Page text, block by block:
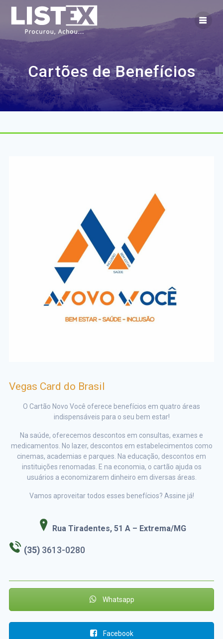
content
Cartões de Benefícios
Vegas Card do Brasil
O Cartão Novo Você oferece benefícios em quatro áreas
indispensáveis para o seu bem estar!
Na saúde, oferecemos descontos em consultas, exames e
medicamentos. No lazer, descontos em estabelecimentos como
cinemas, academias e parques. Na educação, descontos em
instituições renomadas. E na economia, o cartão ajuda os
usuários a economizarem dinheiro em diversas áreas.
Vamos aproveitar todos esses benefícios? Assine já!
Rua Tiradentes, 51 A – Extrema/MG
(35) 3613-0280
Whatsapp
Facebook